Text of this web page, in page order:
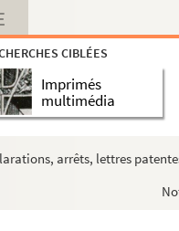
CIBLÉES
Imprimés
multimédia
arrêts, lettres